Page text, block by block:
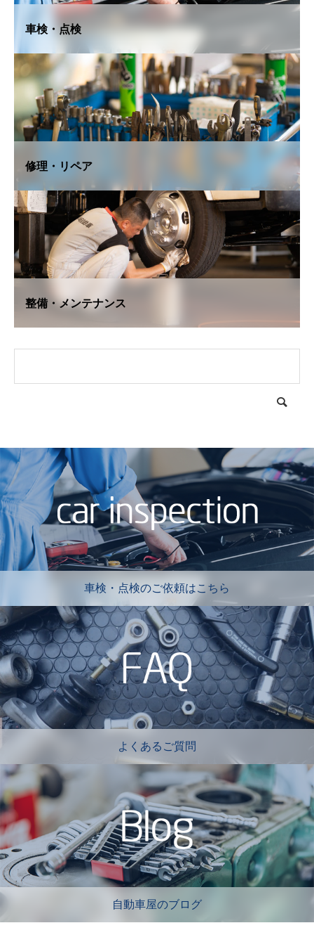
車検・点検
修理・リペア
整備・メンテナンス
車検・点検のご依頼はこちら
よくあるご質問
自動車屋のブログ